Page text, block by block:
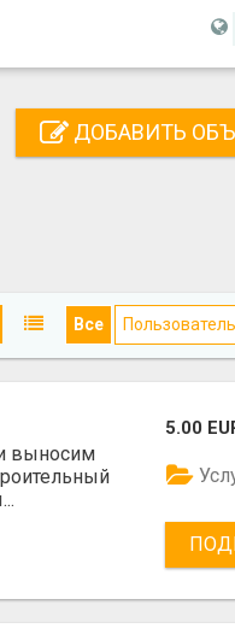
ДОБАВИТЬ
Все Пользователь
выносим
5.00